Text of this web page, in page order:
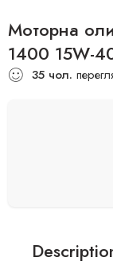
Моторна
1400 15W-
35 чол.